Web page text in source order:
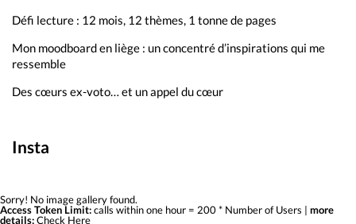
Défi lecture : 12 mois, 12 thèmes, 1 tonne de pages
Mon moodboard en liège : un concentré d’inspirations qui me
ressemble
Des cœurs ex-voto… et un appel du cœur
Insta
Sorry! No image gallery found.
Access Token Limit:calls within one hour = 200 * Number of Users | more
details:Check Here